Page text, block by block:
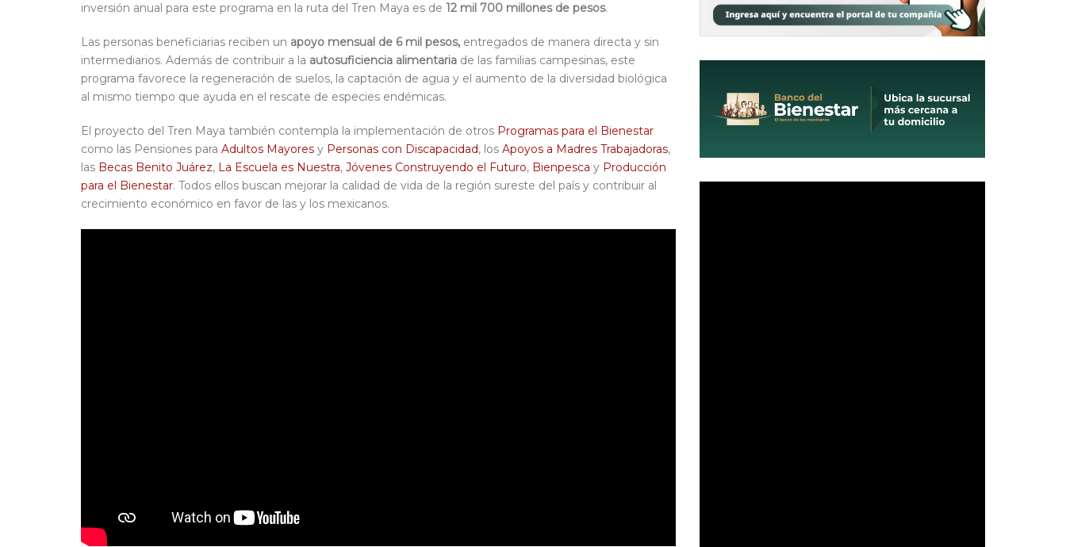
inversión anual para este programa en la ruta del Tren Maya es de 12 mil 700 millones de pesos.
Las personas beneficiarias reciben un apoyo mensual de 6 mil pesos, entregados de manera directa y sin
intermediarios. Además de contribuir a la autosuficiencia alimentaria de las familias campesinas, este
programa favorece la regeneración de suelos, la captación de agua y el aumento de la diversidad biológica
al mismo tiempo que ayuda en el rescate de especies endémicas.
El proyecto del Tren Maya también contempla la implementación de otros Programas para el Bienestar
como las Pensiones para Adultos Mayores y Personas con Discapacidad, los Apoyos a Madres Trabajadoras,
las Becas Benito Juárez, La Escuela es Nuestra, Jóvenes Construyendo el Futuro, Bienpesca y Producción
para el Bienestar. Todos ellos buscan mejorar la calidad de vida de la región sureste del país y contribuir al
crecimiento económico en favor de las y los mexicanos.